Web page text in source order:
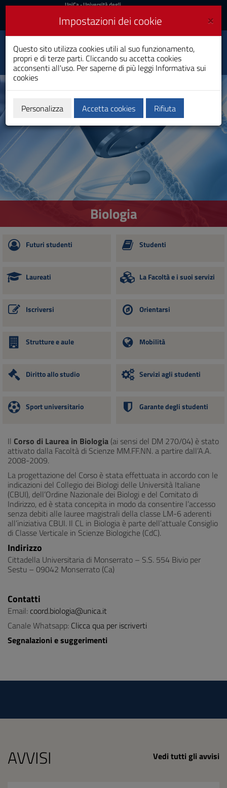
Vai
al
navigazione
del
sito
Footer
UniCa
Accedi
UniCa- Università degli
Accedi UniCA News
Toggle
navigation
Biologia
Laurea
Biologia
Futuri studenti Studenti
Laureati La Facoltà e i suoi servizi
Iscriversi Orientarsi
Strutture e aule Mobilità
Diritto allo studio Servizi agli studenti
Sport universitario Garante degli studenti
Il Corso di Laurea in Biologia (ai sensi del DM 270/04) è stato
attivato dalla Facoltà di Scienze MM.FF.NN. a partire dall’A.A.
2008-2009.
La progettazione del Corso è stata effettuata in accordo con le
indicazioni del Collegio dei Biologi delle Università Italiane
(CBUI), dell’Ordine Nazionale dei Biologi e del Comitato di
Indirizzo, ed è stata concepita in modo da consentire l’accesso
senza debiti alle lauree magistrali della classe LM-6 aderenti
all’iniziativa CBUI. Il CL in Biologia è parte dell’attuale Consiglio
di Classe Verticale in Scienze Biologiche (CdC).
Indirizzo
Cittadella Universitaria di Monserrato – S.S. 554 Bivio per
Sestu – 09042 Monserrato (Ca)
Contatti
Email: coord.biologia@unica.it
Canale Whatsapp: Clicca qua per iscriverti
Segnalazioni e suggerimenti
AVVISI Vedi tutti gli avvisi
×
Impostazioni dei cookie
Questo sito utilizza cookies utili al suo funzionamento,
propri e di terze parti. Cliccando su accetta cookies
acconsenti all'uso. Per saperne di più leggi Informativa sui
cookies
Personalizza Accetta cookies Rifiuta